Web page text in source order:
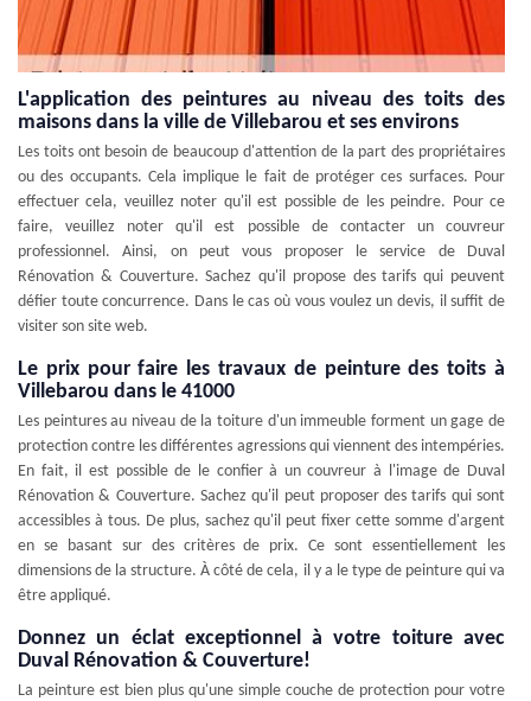
L'application des peintures au niveau des toits des
maisons dans la ville de Villebarou et ses environs
Les toits ont besoin de beaucoup d'attention de la part des propriétaires
ou des occupants. Cela implique le fait de protéger ces surfaces. Pour
effectuer cela, veuillez noter qu'il est possible de les peindre. Pour ce
faire, veuillez noter qu'il est possible de contacter un couvreur
professionnel. Ainsi, on peut vous proposer le service de Duval
Rénovation & Couverture. Sachez qu'il propose des tarifs qui peuvent
défier toute concurrence. Dans le cas où vous voulez un devis, il suffit de
visiter son site web.
Le prix pour faire les travaux de peinture des toits à
Villebarou dans le 41000
Les peintures au niveau de la toiture d'un immeuble forment un gage de
protection contre les différentes agressions qui viennent des intempéries.
En fait, il est possible de le confier à un couvreur à l'image de Duval
Rénovation & Couverture. Sachez qu'il peut proposer des tarifs qui sont
accessibles à tous. De plus, sachez qu'il peut fixer cette somme d'argent
en se basant sur des critères de prix. Ce sont essentiellement les
dimensions de la structure. À côté de cela, il y a le type de peinture qui va
être appliqué.
Donnez un éclat exceptionnel à votre toiture avec
Duval Rénovation & Couverture!
La peinture est bien plus qu'une simple couche de protection pour votre